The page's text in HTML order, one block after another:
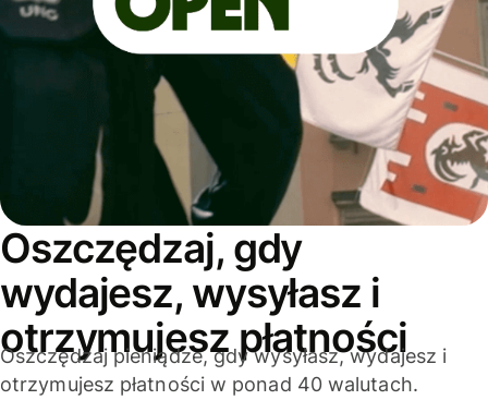
Oszczędzaj, gdy
wydajesz, wysyłasz i
otrzymujesz płatności
Oszczędzaj pieniądze, gdy wysyłasz, wydajesz i
otrzymujesz płatności w ponad 40 walutach.